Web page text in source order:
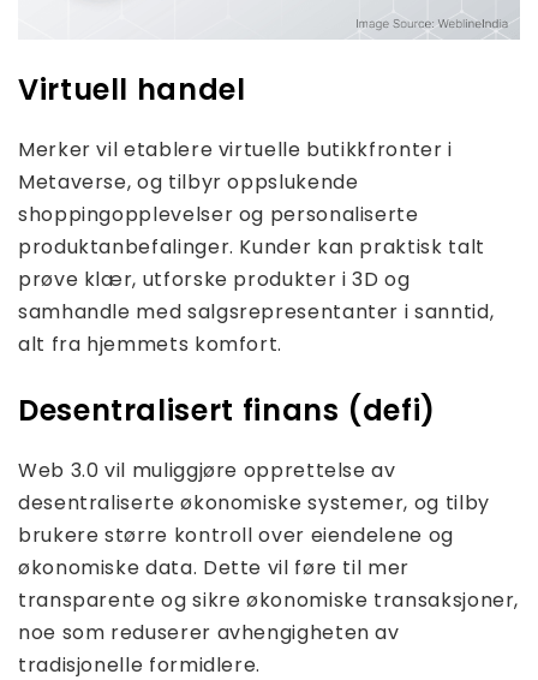
Virtuell handel
Merker vil etablere virtuelle butikkfronter i
Metaverse, og tilbyr oppslukende
shoppingopplevelser og personaliserte
produktanbefalinger. Kunder kan praktisk talt
prøve klær, utforske produkter i 3D og
samhandle med salgsrepresentanter i sanntid,
alt fra hjemmets komfort.
Desentralisert finans (defi)
Web 3.0 vil muliggjøre opprettelse av
desentraliserte økonomiske systemer, og tilby
brukere større kontroll over eiendelene og
økonomiske data. Dette vil føre til mer
transparente og sikre økonomiske transaksjoner,
noe som reduserer avhengigheten av
tradisjonelle formidlere.